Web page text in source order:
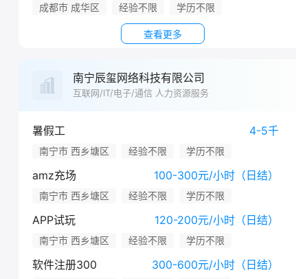
成都市 成华区 经验不限 学历不限
查看更多
南宁辰玺网络科技有限公司
互联网/IT/电子/通信 人力资源服务
暑假工 4-5千
南宁市 西乡塘区 经验不限 学历不限
amz充场 100-300元/小时（日结）
南宁市 西乡塘区 经验不限 学历不限
APP试玩 120-200元/小时（日结）
南宁市 西乡塘区 经验不限 学历不限
软件注册300 300-600元/小时（日结）